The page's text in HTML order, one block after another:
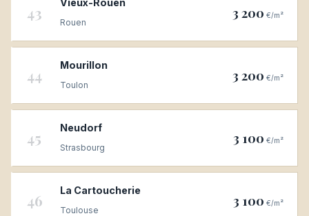
43
Vieux-Rouen
Rouen
3 200 €/m²
44
Mourillon
Toulon
3 200 €/m²
45
Neudorf
Strasbourg
3 100 €/m²
46
La Cartoucherie
Toulouse
3 100 €/m²